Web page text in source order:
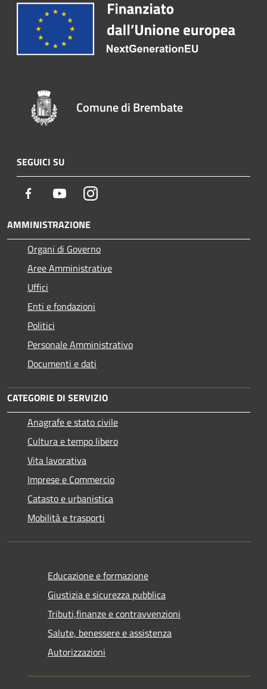
Comune di Brembate
SEGUICI SU
Facebook YoutubeInstagram
AMMINISTRAZIONE
Organi di Governo
Aree Amministrative
Uffici
Enti e fondazioni
Politici
Personale Amministrativo
Documenti e dati
CATEGORIE DI SERVIZIO
Anagrafe e stato civile
Cultura e tempo libero
Vita lavorativa
Imprese e Commercio
Catasto e urbanistica
Mobilità e trasporti
Educazione e formazione
Giustizia e sicurezza pubblica
Tributi,finanze e contravvenzioni
Salute, benessere e assistenza
Autorizzazioni